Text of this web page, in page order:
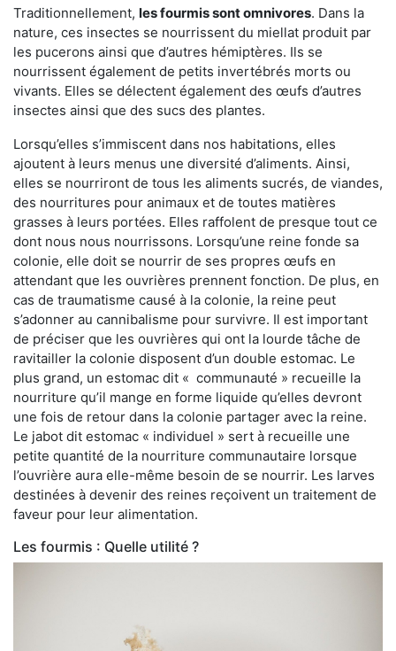
Traditionnellement, les fourmis sont omnivores. Dans la
nature, ces insectes se nourrissent du miellat produit par
les pucerons ainsi que d’autres hémiptères. Ils se
nourrissent également de petits invertébrés morts ou
vivants. Elles se délectent également des œufs d’autres
insectes ainsi que des sucs des plantes.
Lorsqu’elles s’immiscent dans nos habitations, elles
ajoutent à leurs menus une diversité d’aliments. Ainsi,
elles se nourriront de tous les aliments sucrés, de viandes,
des nourritures pour animaux et de toutes matières
grasses à leurs portées. Elles raffolent de presque tout ce
dont nous nous nourrissons. Lorsqu’une reine fonde sa
colonie, elle doit se nourrir de ses propres œufs en
attendant que les ouvrières prennent fonction. De plus, en
cas de traumatisme causé à la colonie, la reine peut
s’adonner au cannibalisme pour survivre. Il est important
de préciser que les ouvrières qui ont la lourde tâche de
ravitailler la colonie disposent d’un double estomac. Le
plus grand, un estomac dit « communauté » recueille la
nourriture qu’il mange en forme liquide qu’elles devront
une fois de retour dans la colonie partager avec la reine.
Le jabot dit estomac « individuel » sert à recueille une
petite quantité de la nourriture communautaire lorsque
l’ouvrière aura elle-même besoin de se nourrir. Les larves
destinées à devenir des reines reçoivent un traitement de
faveur pour leur alimentation.
Les fourmis : Quelle utilité ?